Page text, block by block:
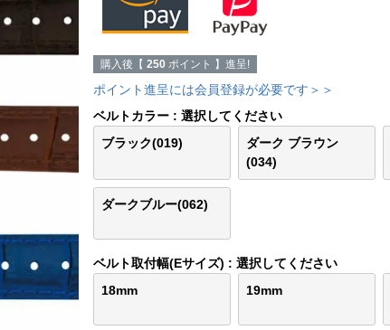
購入後【 250 ポイント 】進呈!
ポイント進呈には会員登録が必要です＞＞
ベルトカラー
選択してください
ブラック(019)
ダーク ブラウン
(034)
ダークブルー(062)
ベルト取付幅(Eサイズ)
選択してください
18mm
19mm